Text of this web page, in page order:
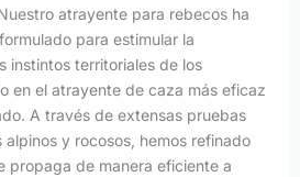
atrayente para rebecos ha
para estimular la
instintos territoriales de los
en el atrayente de caza más eficaz
A través de extensas pruebas
y rocosos, hemos refinado
propaga de manera eficiente a